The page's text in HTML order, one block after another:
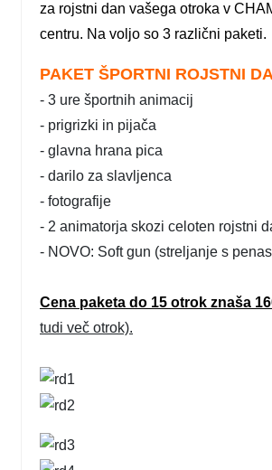
za rojstni dan vašega otroka v
centru. Na voljo so 3 različni paketi.
PAKET ŠPORTNI ROJSTNI
- 3 ure športnih animacij
- prigrizki in pijača
- glavna hrana pica
- darilo za slavljenca
- fotografije
- 2 animatorja skozi celoten rojstni
- NOVO: Soft gun (streljanje s
Cena paketa do 15 otrok znaša
tudi več otrok).